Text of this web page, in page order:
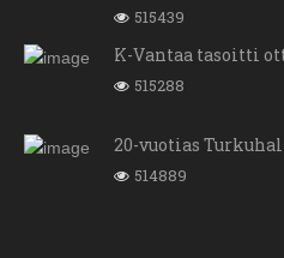
515439
K-Vantaa tasoitti
515288
20-vuotias
514889